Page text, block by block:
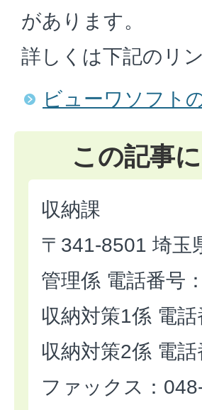
があります。
詳しくは下記のリ
ビューワソフト
この記事
収納課
〒341-8501 埼玉
管理係 電話番号
収納対策1係 電
収納対策2係 電
ファックス：